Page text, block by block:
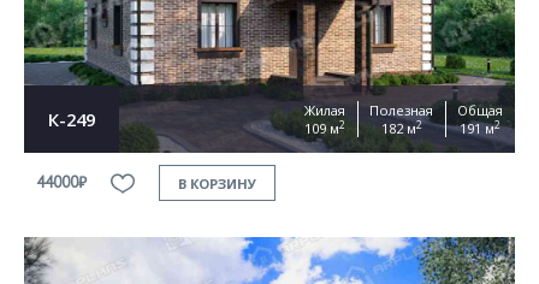
К-249
Жилая
109 м2
Полезная
182 м2
Общая
191 м2
44000₽ В КОРЗИНУ